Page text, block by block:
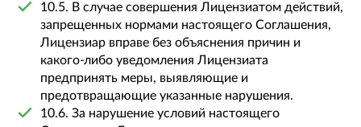
10.5. В случае совершения Лицензиатом действий,
запрещенных нормами настоящего Соглашения,
Лицензиар вправе без объяснения причин и
какого-либо уведомления Лицензиата
предпринять меры, выявляющие и
предотвращающие указанные нарушения.
10.6. За нарушение условий настоящего